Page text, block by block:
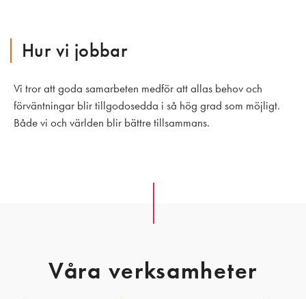
Hur vi jobbar
Vi tror att goda samarbeten medför att allas behov och
förväntningar blir tillgodosedda i så hög grad som möjligt.
Både vi och världen blir bättre tillsammans.
Våra verksamheter